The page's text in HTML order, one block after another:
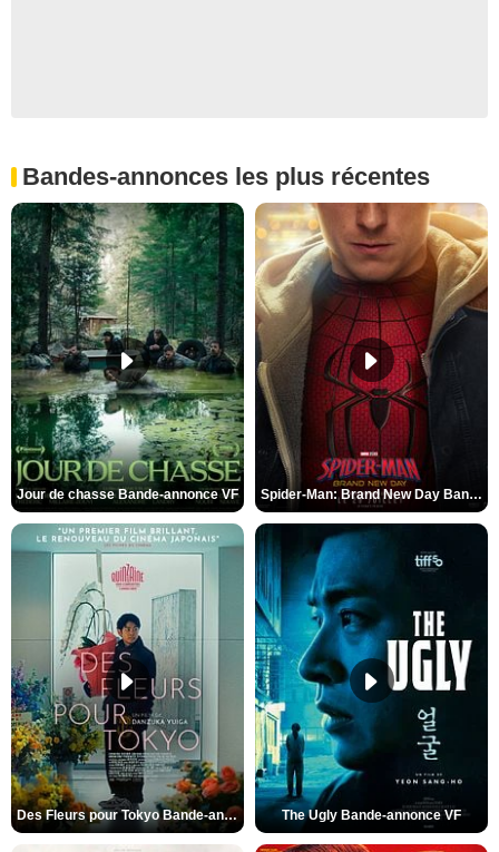
Bandes-annonces les plus récentes
Jour de chasse Bande-annonce VF Spider-Man: Brand New Day Bande-annonce (3) VO STFR
Des Fleurs pour Tokyo Bande-annonce VO STFR The Ugly Bande-annonce VF